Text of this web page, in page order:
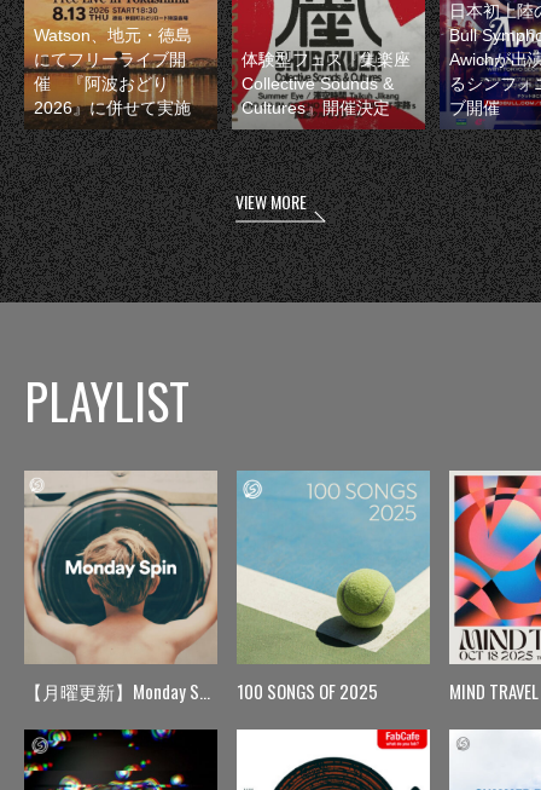
Watson、地元・徳島
にてフリーライブ開
催 『阿波おどり
2026』に併せて実施
体験型フェス『集楽座
Collective Sounds &
Cultures』開催決定
日本初上陸
Bull
Awichが出
るシンフォ
ブ開催
VIEW MORE
PLAYLIST
【月曜更新】Monday Spin 100 SONGS OF 2025 MIND TRAVEL